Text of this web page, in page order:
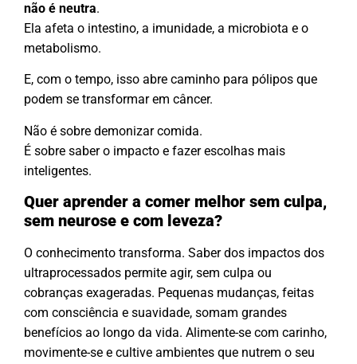
não é neutra.
Ela afeta o intestino, a imunidade, a microbiota e o
metabolismo.
E, com o tempo, isso abre caminho para pólipos que
podem se transformar em câncer.
Não é sobre demonizar comida.
É sobre saber o impacto e fazer escolhas mais
inteligentes.
Quer aprender a comer melhor sem culpa,
sem neurose e com leveza?
O conhecimento transforma. Saber dos impactos dos
ultraprocessados permite agir, sem culpa ou
cobranças exageradas. Pequenas mudanças, feitas
com consciência e suavidade, somam grandes
benefícios ao longo da vida. Alimente-se com carinho,
movimente-se e cultive ambientes que nutrem o seu